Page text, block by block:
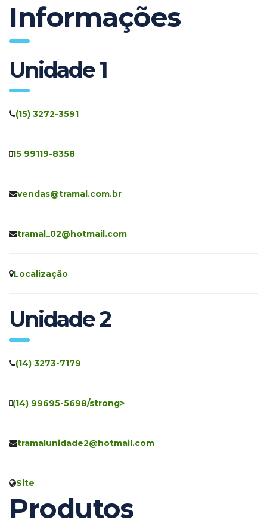
Informações
Unidade 1
(15) 3272-3591
15 99119-8358
vendas@tramal.com.br
tramal_02@hotmail.com
Localização
Unidade 2
(14) 3273-7179
(14) 99695-5698/strong>
tramalunidade2@hotmail.com
Site
Produtos